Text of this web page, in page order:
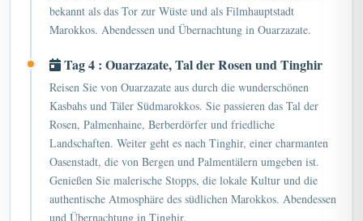
Marokkos. Abendessen und Übernachtung in Ouarzazate.
Reisen Sie von Ouarzazate aus durch die wunderschönen
Kasbahs und Täler Südmarokkos. Sie passieren das Tal der
Rosen, Palmenhaine, Berberdörfer und friedliche
Landschaften. Weiter geht es nach Tinghir, einer charmanten
Oasenstadt, die von Bergen und Palmentälern umgeben ist.
Genießen Sie malerische Stopps, die lokale Kultur und die
authentische Atmosphäre des südlichen Marokkos. Abendessen
und Übernachtung in Tinghir.